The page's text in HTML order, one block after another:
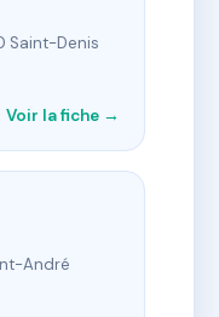
Saint-Denis
Voir la fiche →
André